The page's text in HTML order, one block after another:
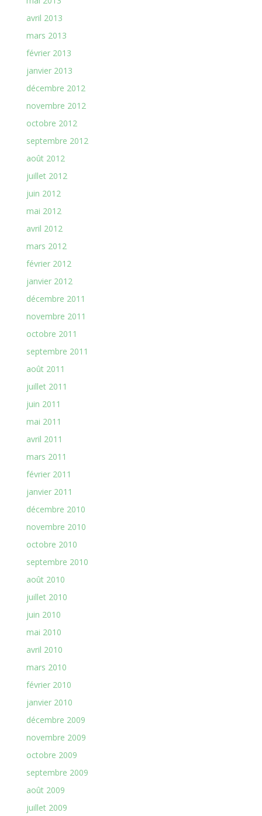
avril 2013
mars 2013
février 2013
janvier 2013
décembre 2012
novembre 2012
octobre 2012
septembre 2012
août 2012
juillet 2012
juin 2012
mai 2012
avril 2012
mars 2012
février 2012
janvier 2012
décembre 2011
novembre 2011
octobre 2011
septembre 2011
août 2011
juillet 2011
juin 2011
mai 2011
avril 2011
mars 2011
février 2011
janvier 2011
décembre 2010
novembre 2010
octobre 2010
septembre 2010
août 2010
juillet 2010
juin 2010
mai 2010
avril 2010
mars 2010
février 2010
janvier 2010
décembre 2009
novembre 2009
octobre 2009
septembre 2009
août 2009
juillet 2009